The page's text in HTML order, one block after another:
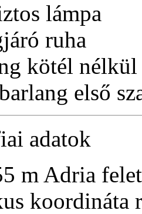
lámpa
ruha
kötél
első
adatok
m Adria
koordináta